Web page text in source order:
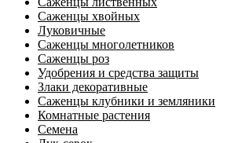
Саженцы хвойных
Луковичные
Саженцы многолетников
Саженцы роз
Удобрения и средства защиты
Злаки декоративные
Саженцы клубники и земляники
Комнатные растения
Семена